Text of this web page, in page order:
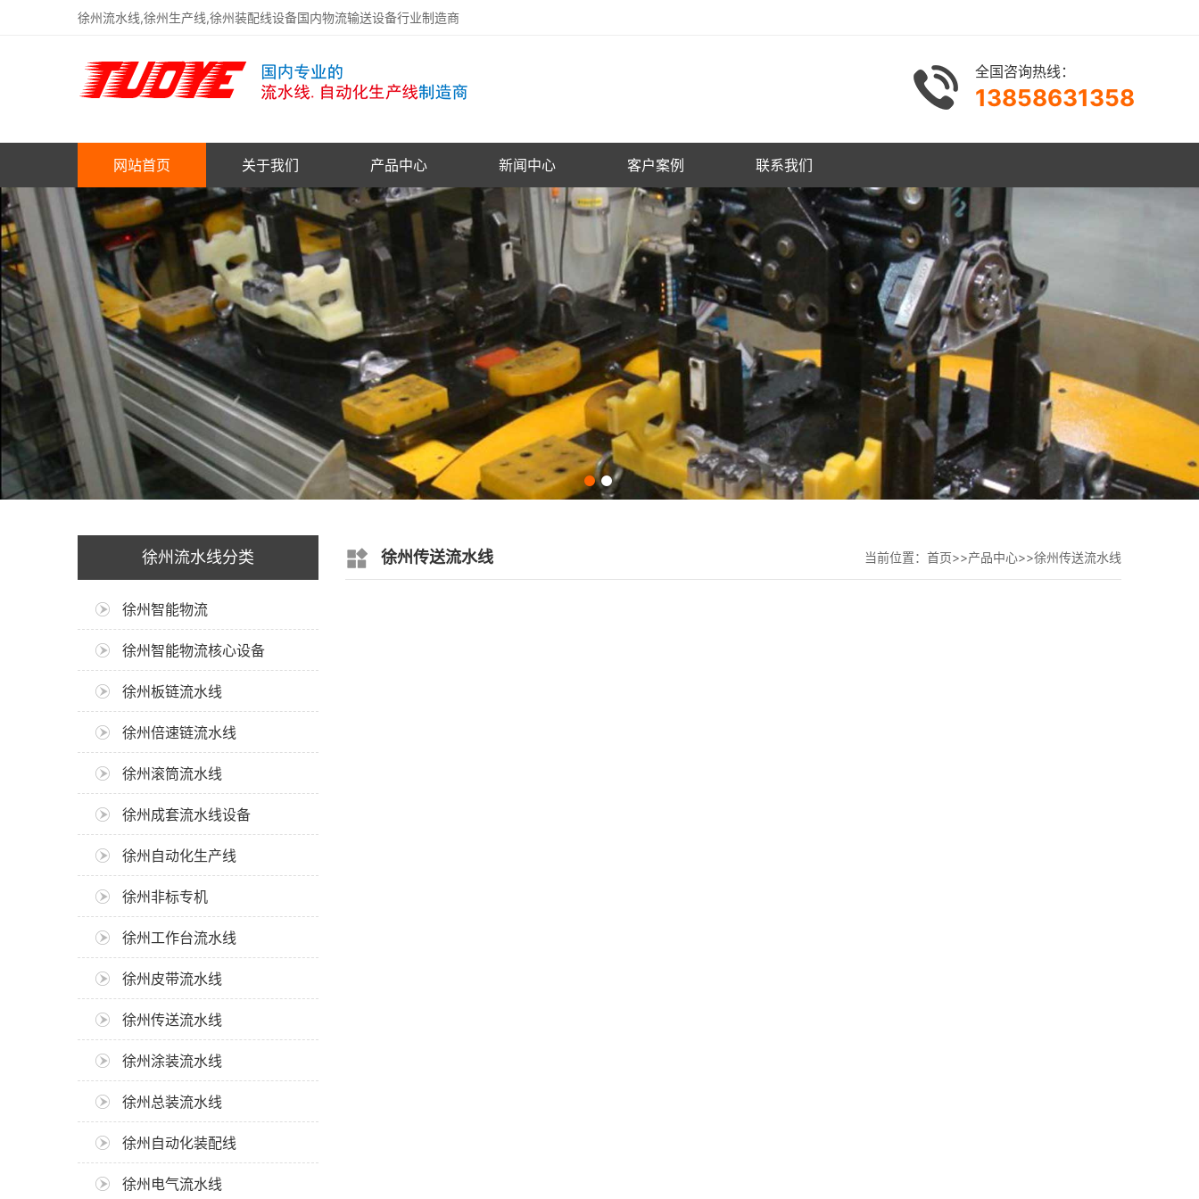
徐州流水线,徐州生产线,徐州装配线设备国内物流输送设备行业制造商
全国咨询热线：
13858631358
网站首页 关于我们 产品中心 新闻中心 客户案例 联系我们
徐州流水线分类
徐州智能物流
徐州智能物流核心设备
徐州板链流水线
徐州倍速链流水线
徐州滚筒流水线
徐州成套流水线设备
徐州自动化生产线
徐州非标专机
徐州工作台流水线
徐州皮带流水线
徐州传送流水线
徐州涂装流水线
徐州总装流水线
徐州自动化装配线
徐州电气流水线
徐州传送流水线 当前位置： 首页>>产品中心>>徐州传送流水线